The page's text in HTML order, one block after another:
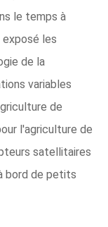
le temps à
les
de la
variables
de
l'agriculture de
satellitaires
bord de petits